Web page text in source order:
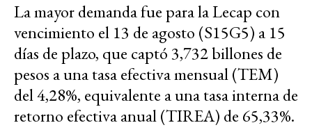
La mayor demanda fue para la Lecap con
vencimiento el 13 de agosto (S15G5) a 15
días de plazo, que captó 3,732 billones de
pesos a una tasa efectiva mensual (TEM)
del 4,28%, equivalente a una tasa interna de
retorno efectiva anual (TIREA) de 65,33%.